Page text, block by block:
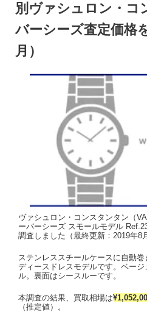
別ヴァシュロン・コ
バーシーズ査定価格
月）
ヴァシュロン・コンスタンタン（
ーバーシーズ スモールモデル
調査しました（最終更新：2019年8
ステンレススチールケースに自動
ディースドレスモデルです。ベー
ル。裏面はシースルーです。
本調査の結果、買取相場は
（推定値）。